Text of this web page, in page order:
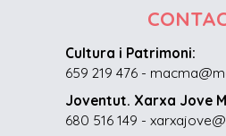
Cultura i Patrimoni:
659 219 476 -
Joventut. Xarxa Jove
680 516 149 -